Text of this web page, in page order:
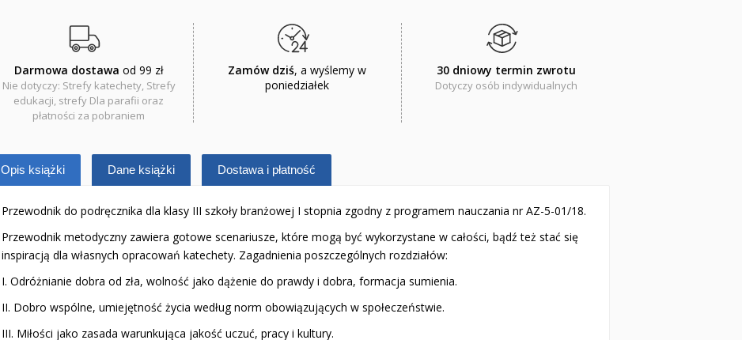
Darmowa dostawa od 99 zł
Nie dotyczy: Strefy katechety, Strefy
edukacji, strefy Dla parafii oraz
płatności za pobraniem
Zamów dziś, a wyślemy w
poniedziałek
30 dniowy termin zwrotu
Dotyczy osób indywidualnych
Opis książki Dane książki Dostawa i płatność
Przewodnik do podręcznika dla klasy III szkoły branżowej I stopnia zgodny z programem nauczania nr AZ-5-01/18.
Przewodnik metodyczny zawiera gotowe scenariusze, które mogą być wykorzystane w cało­ści, bądź też stać się
inspiracją dla własnych opracowań katechety. Zagadnienia poszczególnych rozdziałów:
I. Odróżnianie dobra od zła, wolność jako dążenie do prawdy i dobra, formacja sumienia.
II. Dobro wspólne, umiejętność życia według norm obowiązujących w społeczeństwie.
III. Miłości jako zasada warunkująca jakość uczuć, pracy i kultury.